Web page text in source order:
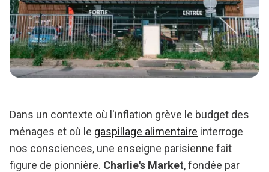
Dans un contexte où l'inflation grève le budget des
ménages et où le gaspillage alimentaire interroge
nos consciences, une enseigne parisienne fait
figure de pionnière. Charlie's Market, fondée par